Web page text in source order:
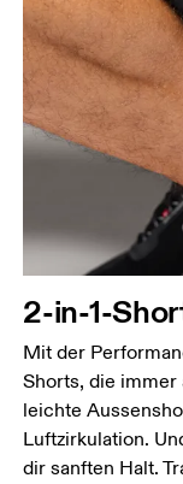
Miss den Umfang deiner natürlichen Taille. Dort,
wo dein
Hüfte
Stell dich so hin, dass deine Füsse schulterbreit
auseinander
deines
2-in-1-
Mit der
Shorts, die
leichte
Luftzirkulation.
dir sanften Halt.